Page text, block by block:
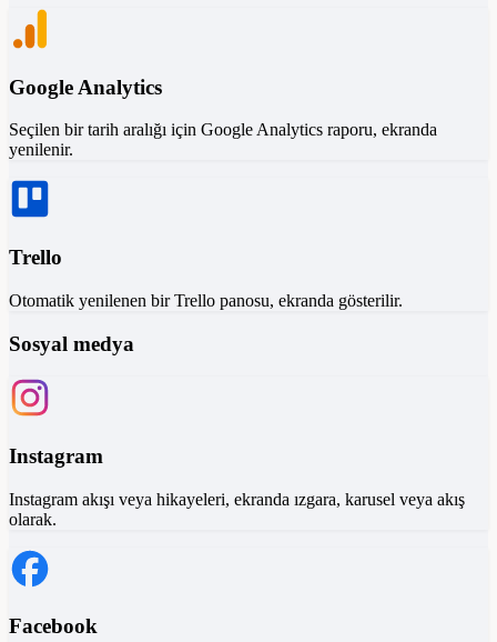
Google Analytics
Seçilen bir tarih aralığı için Google Analytics raporu, ekranda
yenilenir.
Trello
Otomatik yenilenen bir Trello panosu, ekranda gösterilir.
Sosyal medya
Instagram
Instagram akışı veya hikayeleri, ekranda ızgara, karusel veya akış
olarak.
Facebook